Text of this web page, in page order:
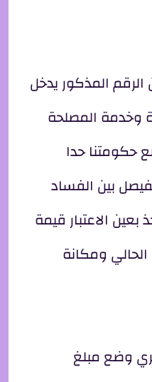
الرقم المذكور يدخل
وخدمة المصلحة
حكومتنا حدا
بين الفساد
بعين الاعتبار قيمة
ومكانة
وضع مبلغ